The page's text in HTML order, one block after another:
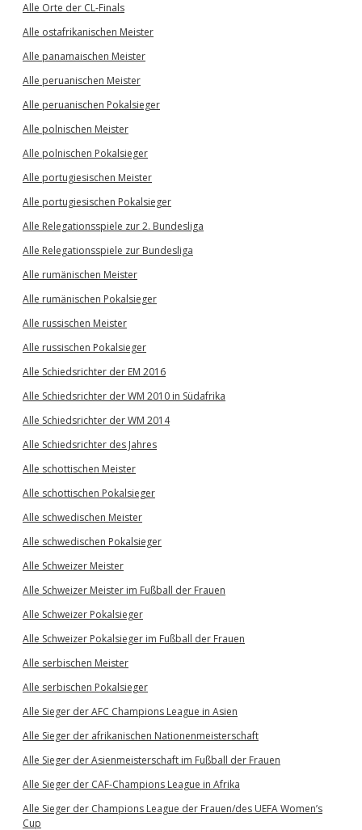
Alle Orte der CL-Finals
Alle ostafrikanischen Meister
Alle panamaischen Meister
Alle peruanischen Meister
Alle peruanischen Pokalsieger
Alle polnischen Meister
Alle polnischen Pokalsieger
Alle portugiesischen Meister
Alle portugiesischen Pokalsieger
Alle Relegationsspiele zur 2. Bundesliga
Alle Relegationsspiele zur Bundesliga
Alle rumänischen Meister
Alle rumänischen Pokalsieger
Alle russischen Meister
Alle russischen Pokalsieger
Alle Schiedsrichter der EM 2016
Alle Schiedsrichter der WM 2010 in Südafrika
Alle Schiedsrichter der WM 2014
Alle Schiedsrichter des Jahres
Alle schottischen Meister
Alle schottischen Pokalsieger
Alle schwedischen Meister
Alle schwedischen Pokalsieger
Alle Schweizer Meister
Alle Schweizer Meister im Fußball der Frauen
Alle Schweizer Pokalsieger
Alle Schweizer Pokalsieger im Fußball der Frauen
Alle serbischen Meister
Alle serbischen Pokalsieger
Alle Sieger der AFC Champions League in Asien
Alle Sieger der afrikanischen Nationenmeisterschaft
Alle Sieger der Asienmeisterschaft im Fußball der Frauen
Alle Sieger der CAF-Champions League in Afrika
Alle Sieger der Champions League der Frauen/des UEFA Women’s
Cup